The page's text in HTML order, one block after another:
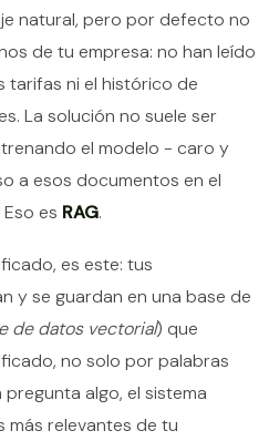
natural, pero por defecto no
de tu empresa: no han leído
tarifas ni el histórico de
La solución no suele ser
el modelo - caro y
a esos documentos en el
es RAG.
es este: tus
y se guardan en una base de
de datos vectorial) que
no solo por palabras
algo, el sistema
relevantes de tu